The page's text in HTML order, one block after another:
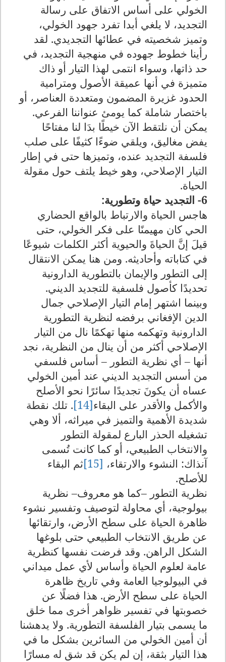
الخولي على أساس الاتفاق على رسالة
التجديد، لا يلغي أبدا تفرد جهود الخولي،
وتميز شخصيته في عطائها التجديدي. لقد
رأينا خطوط جهوده في منهجية التجديد، في
حد ذاتها، وسواء انتمى لهذا التيار أو ذاك
متميزة في أنها عميقة الأصول ومترامية
الحدود غزيرة المضمون ومتعددة العناصر، أو
باختصار شاملة كما يومئ عنواننا الفرعي.
يمكن أن نلتقط الآن خيطًا بدَا لنا مفتاحًا
يفض مغاليق، ويلقي ضوءًا كثيفًا على صلب
فلسفة التجديد عنده، وتميزها حتى في إطار
التيار الإصلاحي، وهو خيط يلتف حول مقولة
الحياة.
6- التجديد حياة وتطورية
:
هاجس الحياة والارتباط بالواقع الحضاري
الحي كان مهيمنًا على فكر الخولي، حتى
قيلَ إنَّ الحياةَ والحيوية أكثر الكلمات شيوعًا
في كتاباته وأحاديثه. ومن هنا يمكن الانتقال
إلى التطور والإيمان بالتطورية الدارونية
تحديدًا كأصول فلسفية للتجديد الديني.
وبينما اشتهر إمام التيار الإصلاحي جمال
الدين الإفغاني برفضه لنظرية التطورية
الدارونية وتهكمه منها تهكمًا نال من التيار
الإصلاحي أكثر من أن ينال من النظرية، نجد
أنها – أي نظرية التطور – أساس فلسفي
من أسس التجديد الديني عند أمين الخولي
عساه أن يكونَ تجديدًا سائرًا نحو الأصلح
والأكمل والأقدر على البقاء
.[14] تلك نقطة
شديدة الأهمية والتميز في ميراثه، ألا وهي
تشغيله الحذر البارع لمقولة التطور
والانتخاب الطبيعي، أو كما كانت تُسمى
آنذاك: النشوء والارتقاء، [15]ثم البقاء
للأصلح.
نظرية التطور –كما هو معروف– نظرية
بيولوجية، أي محاولة لتوصيف وتفسير نشوء
ظاهرة الحياة على سطح الأرض، وارتقائها
عن طريق الانتخاب الطبيعي حتى بلوغها
الشكل الراهن. وقد فرضت نفسها كنظرية
عامة لعلوم الحياة وأساس لأي عمل ميداني
في البيولوجيا العامة وفي تاريخ ظاهرة
الحياة على سطح الأرض. هذا فضلًا عن
خصوبتها في تفسير ظواهر أخرى مما خلق
ما يسمى بتيار الفلسفة التطورية. ولا يدهشنا
أن أمين الخولي من السائرين بشكل ما في
هذا التيار بثقة، إن لم يكن قد شق له مسارًا